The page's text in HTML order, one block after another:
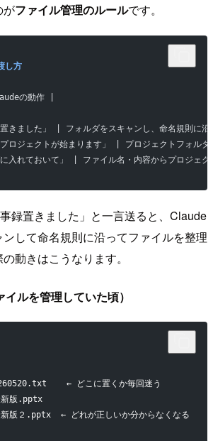
がファイル管理のルールです。
し方
の動作 |
きました」 | フォルダをスキャンし、命名規則に
プロジェクトが始まります」 | プロジェクトフォ
入れておいて」 | ファイル名・内容からプロジェ
録置きました」と一言送ると、Claude
して命名規則に沿ってファイルを整理
動きはこうなります。
ルを管理していた頃）
← どこに置くか毎回迷う
版.pptx
版２.pptx  ← どれが正しいか分からなくなる